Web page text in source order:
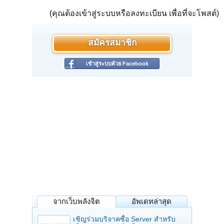
(คุณต้องเข้าสู่ระบบหรือลงทะเบียน เพื่อที่จะโพสต์)
สมัครสมาชิก
เข้าสู่ระบบด้วย Facebook
จากเว็บพลังจิต อัพเดทล่าสุด
เชิญร่วมบริจาคซื้อ Server สำหรับ